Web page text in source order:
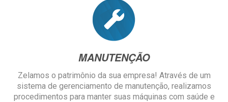
MANUTENÇÃO
Zelamos o patrimônio da sua empresa! Através de um
sistema de gerenciamento de manutenção, realizamos
procedimentos para manter suas máquinas com saúde e